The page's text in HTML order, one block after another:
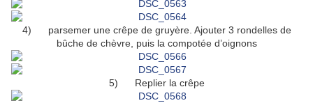
4) parsemer une crêpe de gruyère. Ajouter 3 rondelles de
bûche de chèvre, puis la compotée d’oignons
5) Replier la crêpe